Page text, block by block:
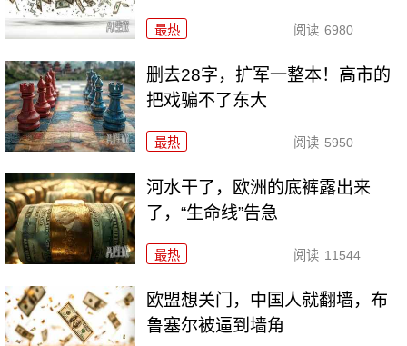
最热 阅读 6980
删去28字，扩军一整本！高市的
把戏骗不了东大
最热 阅读 5950
河水干了，欧洲的底裤露出来
了，“生命线”告急
最热 阅读 11544
欧盟想关门，中国人就翻墙，布
鲁塞尔被逼到墙角